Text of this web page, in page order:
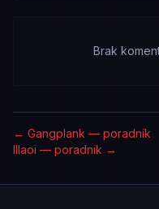
Brak
← Gangplank — poradnik
Illaoi — poradnik →